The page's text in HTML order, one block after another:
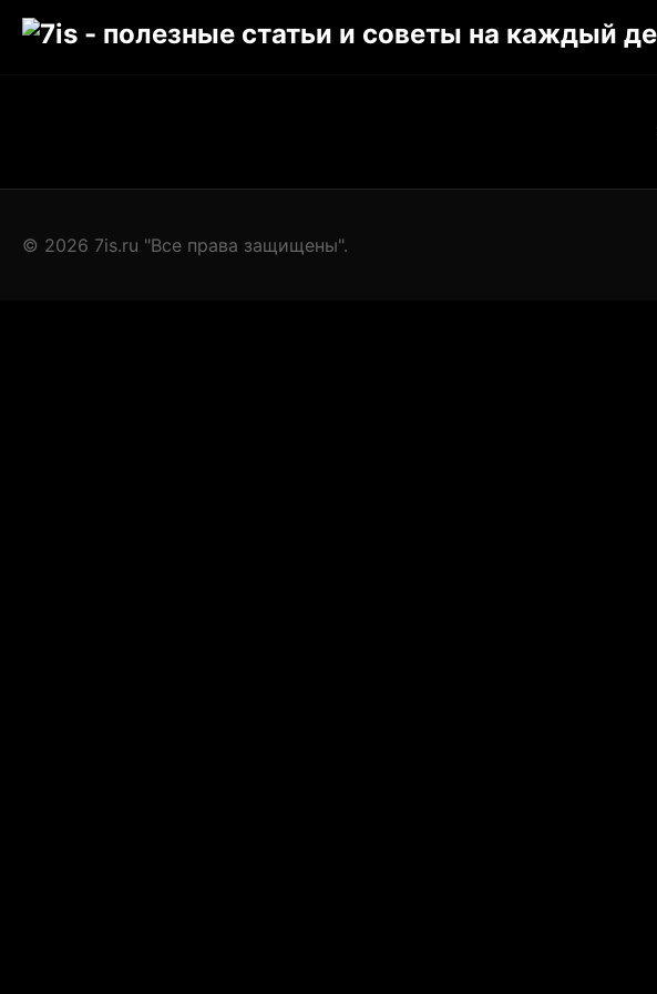
© 2026 7is.ru "Все права защищены".